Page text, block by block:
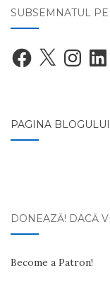
SUBSEMNATUL
Facebook
X Instagram
PAGINA
DONEAZĂ! DACĂ
Become a Patron!